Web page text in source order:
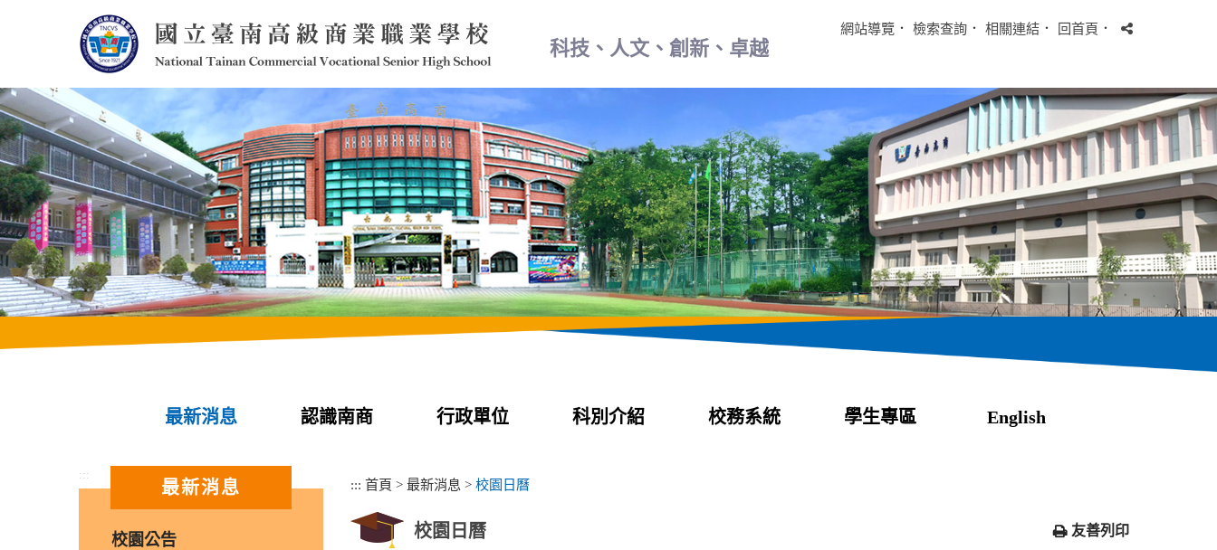
內
容
區
塊
科技、人文、創新、卓越
網站導覽 ． 檢索查詢 ． 相關連結 ． 回首頁 ．
最新消息 認識南商 行政單位 科別介紹 校務系統 學生專區 English
:::
最新消息
校園公告
::: 首頁 > 最新消息 > 校園日曆
校園日曆 友善列印